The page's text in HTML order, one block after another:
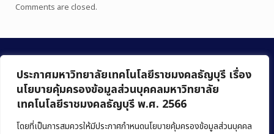
ประกาศมหาวิทยาลัยเทคโนโลยีราชมงคลธัญบุรี เรื่อง
นโยบายคุ้มครองข้อมูลส่วนบุคคลมหาวิทยาลัย
เทคโนโลยีราชมงคลธัญบุรี พ.ศ. 2566
โดยที่เป็นการสมควรให้มีประกาศกำหนดนโยบายคุ้มครองข้อมูลส่วนบุคคล
Comments are closed.
คณะบริหารธุรกิจ
มหาวิทยาลัยเทคโนโลยีราชมงคลธัญบุรี